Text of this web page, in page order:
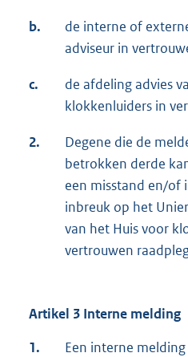
b.
de interne of
adviseur in
c.
de afdeling advies
klokkenluiders in
2.
Degene die de
betrokken derde
een misstand en/of
inbreuk op het
van het Huis voor
vertrouwen
Artikel 3 Interne melding
1.
Een interne